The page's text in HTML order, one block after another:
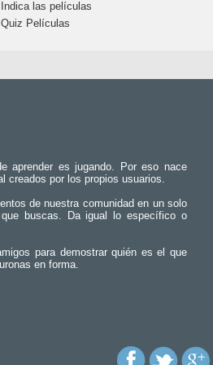
Indica las películas
Quiz Películas
aprender es jugando. Por eso nace
creados por los propios usuarios.
de nuestra comunidad en un solo
buscas. Da igual lo específico o
para demostrar quién es el que
en forma.